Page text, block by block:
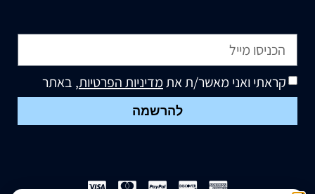
קראתי ואני מאשר/ת אתמדיניות הפרטיות, באתר
להרשמה